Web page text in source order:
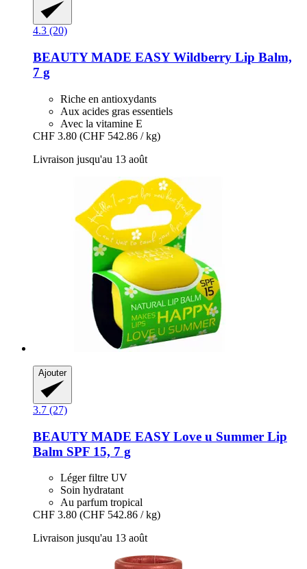
4.3 (20)
BEAUTY MADE EASYWildberry Lip Balm,
7 g
Riche en antioxydants
Aux acides gras essentiels
Avec la vitamine E
CHF 3.80 (CHF 542.86 / kg)
Livraison jusqu'au 13 août
Ajouter
3.7 (27)
BEAUTY MADE EASYLove u Summer Lip
Balm SPF 15, 7 g
Léger filtre UV
Soin hydratant
Au parfum tropical
CHF 3.80 (CHF 542.86 / kg)
Livraison jusqu'au 13 août